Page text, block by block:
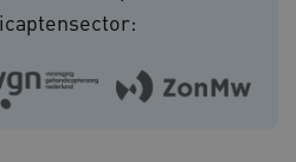
technische cookies zorgen
werkt. Deze cookies
en maken geen inbreuk